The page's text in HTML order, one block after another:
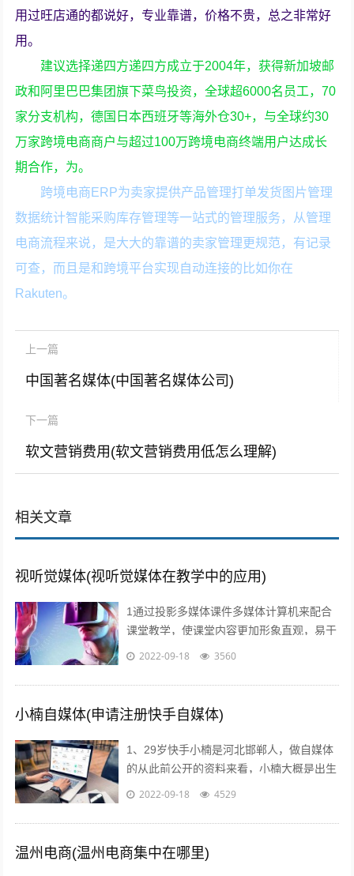
用过旺店通的都说好，专业靠谱，价格不贵，总之非常好
用。
建议选择递四方递四方成立于2004年，获得新加坡邮
政和阿里巴巴集团旗下菜鸟投资，全球超6000名员工，70
家分支机构，德国日本西班牙等海外仓30+，与全球约30
万家跨境电商商户与超过100万跨境电商终端用户达成长
期合作，为。
跨境电商ERP为卖家提供产品管理打单发货图片管理
数据统计智能采购库存管理等一站式的管理服务，从管理
电商流程来说，是大大的靠谱的卖家管理更规范，有记录
可查，而且是和跨境平台实现自动连接的比如你在
Rakuten。
上一篇
中国著名媒体(中国著名媒体公司)
下一篇
软文营销费用(软文营销费用低怎么理解)
相关文章
视听觉媒体(视听觉媒体在教学中的应用)
1通过投影多媒体课件多媒体计算机来配合
课堂教学，使课堂内容更加形象直观，易于
师生情感交流，及时反馈和引导，从而有效
2022-09-18 3560
小楠自媒体(申请注册快手自媒体)
1、29岁快手小楠是河北邯郸人，做自媒体
的从此前公开的资料来看，小楠大概是出生
于1993年的美女，如今29岁上下。...
2022-09-18 4529
温州电商(温州电商集中在哪里)